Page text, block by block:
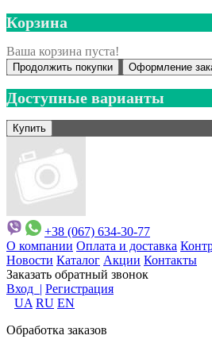
Корзина
Ваша корзина пуста!
Продолжить покупки Оформление
Доступные варианты
+38 (067) 634-30-77
О компании Оплата и доставка
Новости Каталог Акции Контакты
Заказать обратный звонок
Вход | Регистрация
UA RU EN
Обработка заказов